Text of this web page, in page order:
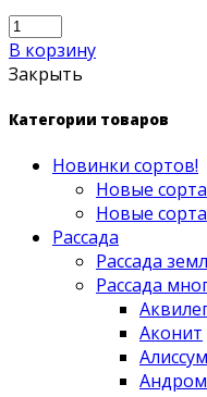
В корзину
Закрыть
Категории товаров
Новинки сортов!
Новые
Новые
Рассада
Рассада
Рассада
Аконит
Алиссум